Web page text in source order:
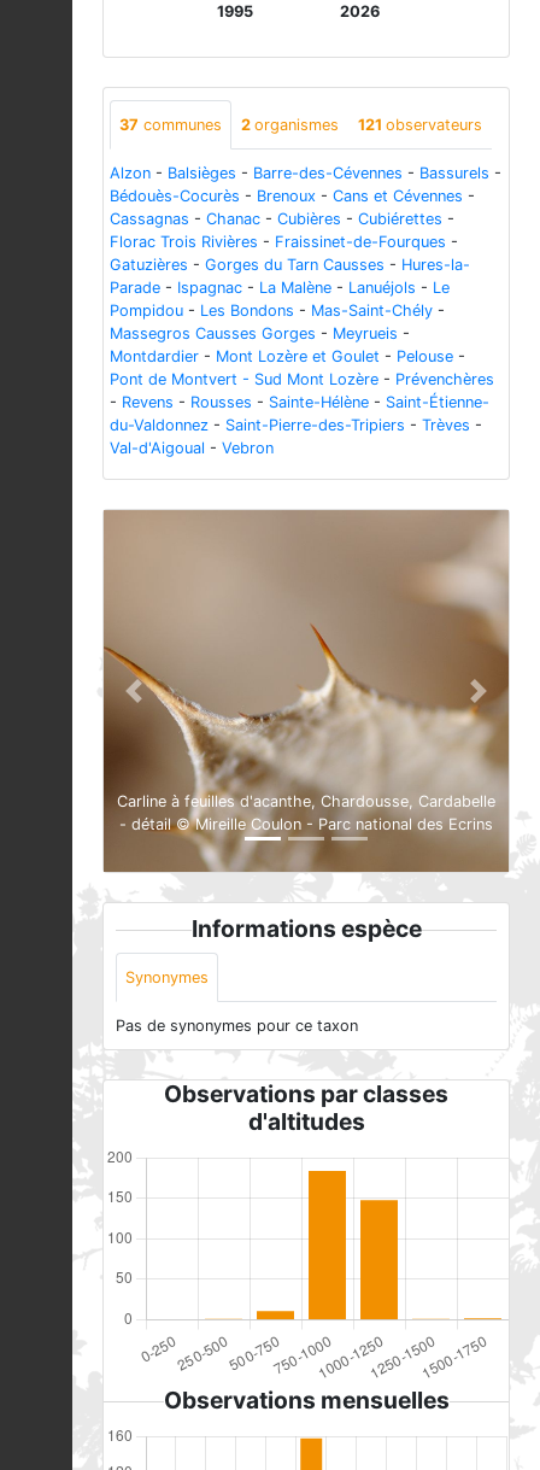
1995 2026
37 communes 2 organismes 121 observateurs
Alzon - Balsièges - Barre-des-Cévennes - Bassurels -
Bédouès-Cocurès - Brenoux - Cans et Cévennes -
Cassagnas - Chanac - Cubières - Cubiérettes -
Florac Trois Rivières - Fraissinet-de-Fourques -
Gatuzières - Gorges du Tarn Causses - Hures-la-
Parade - Ispagnac - La Malène - Lanuéjols - Le
Pompidou - Les Bondons - Mas-Saint-Chély -
Massegros Causses Gorges - Meyrueis -
Montdardier - Mont Lozère et Goulet - Pelouse -
Pont de Montvert - Sud Mont Lozère - Prévenchères
- Revens - Rousses - Sainte-Hélène - Saint-Étienne-
du-Valdonnez - Saint-Pierre-des-Tripiers - Trèves -
Val-d'Aigoual - Vebron
Carline à feuilles d'acanthe, Chardousse, Cardabelle
- détail © Mireille Coulon - Parc national des Ecrins
Previous Next
Informations espèce
Synonymes
Pas de synonymes pour ce taxon
Observations par classes
d'altitudes
Observations mensuelles